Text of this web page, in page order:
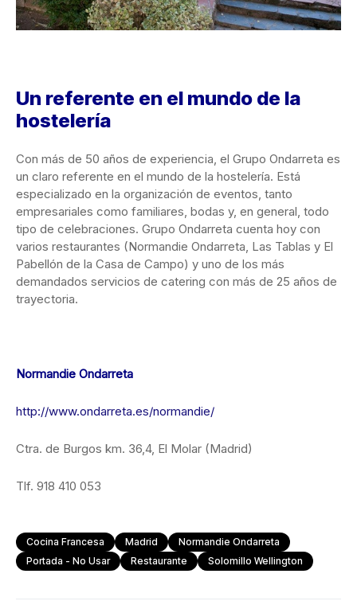
Un referente en el mundo de la
hostelería
Con más de 50 años de experiencia, el Grupo Ondarreta es
un claro referente en el mundo de la hostelería. Está
especializado en la organización de eventos, tanto
empresariales como familiares, bodas y, en general, todo
tipo de celebraciones. Grupo Ondarreta cuenta hoy con
varios restaurantes (Normandie Ondarreta, Las Tablas y El
Pabellón de la Casa de Campo) y uno de los más
demandados servicios de catering con más de 25 años de
trayectoria.
Normandie Ondarreta
http://www.ondarreta.es/normandie/
Ctra. de Burgos km. 36,4, El Molar (Madrid)
Tlf. 918 410 053
Cocina Francesa Madrid
Normandie Ondarreta
Portada - No Usar
Restaurante Solomillo Wellington